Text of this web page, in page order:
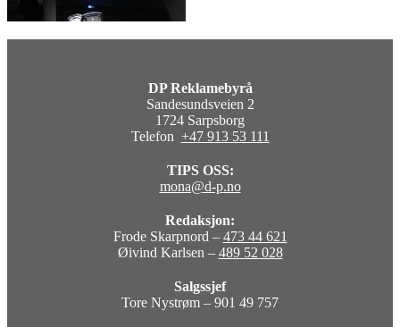
DP Reklamebyrå
Sandesundsveien 2
1724 Sarpsborg
Telefon +47 913 53 111
TIPS OSS:
mona@d-p.no
Redaksjon:
Frode Skarpnord – 473 44 621
Øivind Karlsen – 489 52 028
Salgssjef
Tore Nystrøm – 901 49 757